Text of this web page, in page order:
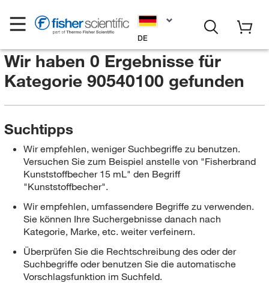
DE
Wir haben 0 Ergebnisse für
Kategorie 90540100 gefunden
Suchtipps
Wir empfehlen, weniger Suchbegriffe zu benutzen.
Versuchen Sie zum Beispiel anstelle von "Fisherbrand
Kunststoffbecher 15 mL" den Begriff
"Kunststoffbecher".
Wir empfehlen, umfassendere Begriffe zu verwenden.
Sie können Ihre Suchergebnisse danach nach
Kategorie, Marke, etc. weiter verfeinern.
Überprüfen Sie die Rechtschreibung des oder der
Suchbegriffe oder benutzen Sie die automatische
Vorschlagsfunktion im Suchfeld.